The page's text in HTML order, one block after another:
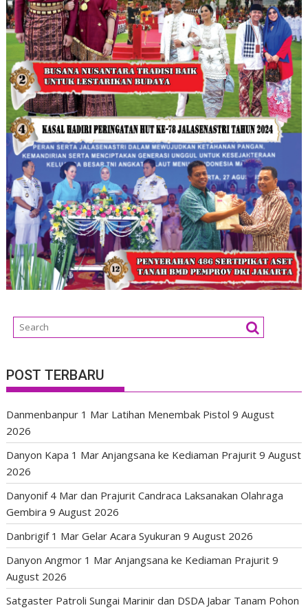
POST TERBARU
Danmenbanpur 1 Mar Latihan Menembak Pistol 9 August
2026
Danyon Kapa 1 Mar Anjangsana ke Kediaman Prajurit 9 August
2026
Danyonif 4 Mar dan Prajurit Candraca Laksanakan Olahraga
Gembira 9 August 2026
Danbrigif 1 Mar Gelar Acara Syukuran 9 August 2026
Danyon Angmor 1 Mar Anjangsana ke Kediaman Prajurit 9
August 2026
Satgaster Patroli Sungai Marinir dan DSDA Jabar Tanam Pohon